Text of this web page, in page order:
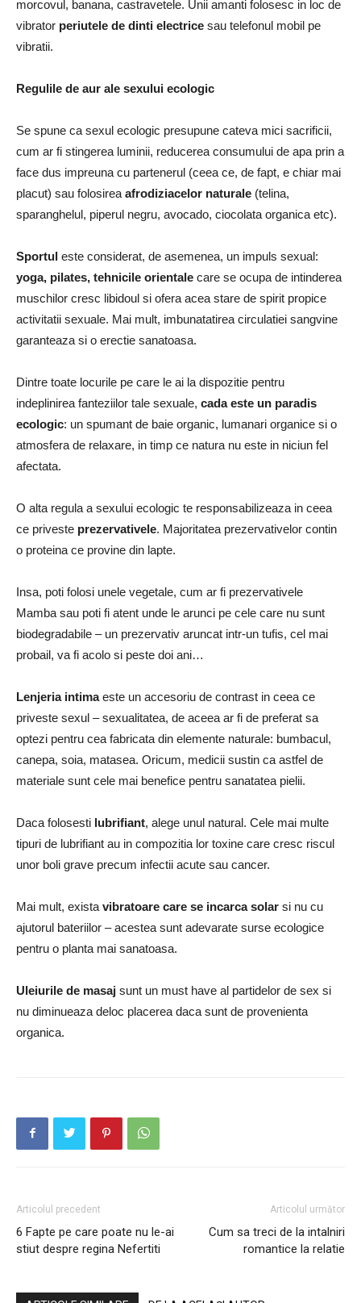
morcovul, banana, castravetele. Unii amanti folosesc in loc de
vibrator periutele de dinti electrice sau telefonul mobil pe
vibratii.
Regulile de aur ale sexului ecologic
Se spune ca sexul ecologic presupune cateva mici sacrificii,
cum ar fi stingerea luminii, reducerea consumului de apa prin a
face dus impreuna cu partenerul (ceea ce, de fapt, e chiar mai
placut) sau folosirea afrodiziacelor naturale (telina,
sparanghelul, piperul negru, avocado, ciocolata organica etc).
Sportul este considerat, de asemenea, un impuls sexual:
yoga, pilates, tehnicile orientale care se ocupa de intinderea
muschilor cresc libidoul si ofera acea stare de spirit propice
activitatii sexuale. Mai mult, imbunatatirea circulatiei sangvine
garanteaza si o erectie sanatoasa.
Dintre toate locurile pe care le ai la dispozitie pentru
indeplinirea fanteziilor tale sexuale, cada este un paradis
ecologic: un spumant de baie organic, lumanari organice si o
atmosfera de relaxare, in timp ce natura nu este in niciun fel
afectata.
O alta regula a sexului ecologic te responsabilizeaza in ceea
ce priveste prezervativele. Majoritatea prezervativelor contin
o proteina ce provine din lapte.
Insa, poti folosi unele vegetale, cum ar fi prezervativele
Mamba sau poti fi atent unde le arunci pe cele care nu sunt
biodegradabile – un prezervativ aruncat intr-un tufis, cel mai
probail, va fi acolo si peste doi ani…
Lenjeria intimaeste un accesoriu de contrast in ceea ce
priveste sexul – sexualitatea, de aceea ar fi de preferat sa
optezi pentru cea fabricata din elemente naturale: bumbacul,
canepa, soia, matasea. Oricum, medicii sustin ca astfel de
materiale sunt cele mai benefice pentru sanatatea pielii.
Daca folosesti lubrifiant, alege unul natural. Cele mai multe
tipuri de lubrifiant au in compozitia lor toxine care cresc riscul
unor boli grave precum infectii acute sau cancer.
Mai mult, exista vibratoare care se incarca solar si nu cu
ajutorul bateriilor – acestea sunt adevarate surse ecologice
pentru o planta mai sanatoasa.
Uleiurile de masaj sunt un must have al partidelor de sex si
nu diminueaza deloc placerea daca sunt de provenienta
organica.
Articolul precedent
6 Fapte pe care poate nu le-ai
stiut despre regina Nefertiti
Articolul următor
Cum sa treci de la intalniri
romantice la relatie